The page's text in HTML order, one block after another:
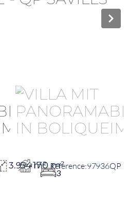
3.954 m²170 m²
3
97936QP